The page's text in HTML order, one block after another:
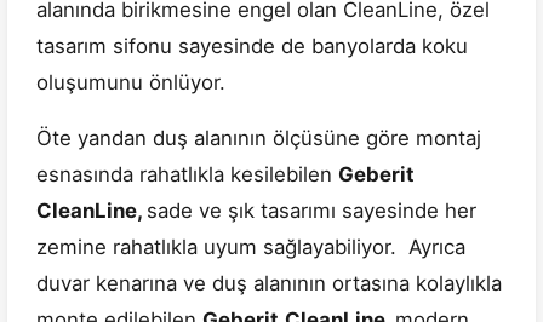
alanında birikmesine engel olan CleanLine, özel
tasarım sifonu sayesinde de banyolarda koku
oluşumunu önlüyor.
Öte yandan duş alanının ölçüsüne göre montaj
esnasında rahatlıkla kesilebilen Geberit
CleanLine, sade ve şık tasarımı sayesinde her
zemine rahatlıkla uyum sağlayabiliyor. Ayrıca
duvar kenarına ve duş alanının ortasına kolaylıkla